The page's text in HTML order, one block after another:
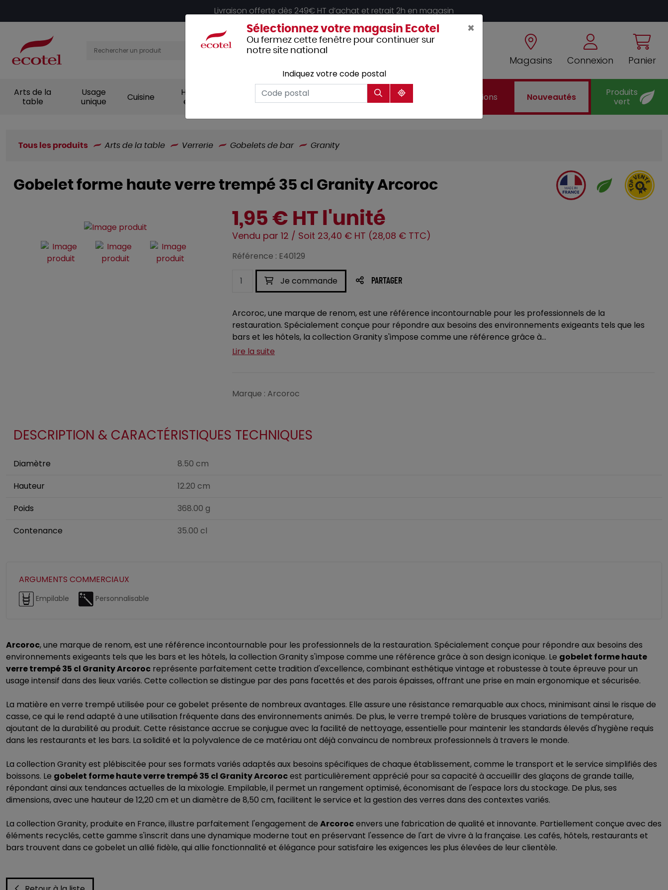
Livraison offerte dès 249€ HT d’achat et retrait 2h en magasin
Magasins Connexion Panier
Arts de la
table
Usage
unique
Cuisine
Hygiène et
entretien
Vêtements
professionnels
Hôtellerie Mobilier Promotions Nouveautés
Produits
vert
Tous les produits Arts de la table Verrerie Gobelets de bar Granity
Gobelet forme haute verre trempé 35 cl Granity Arcoroc
1,95 € HT l'unité
Vendu par 12 / Soit 23,40 € HT (28,08 € TTC)
Référence : E40129
Je commande PARTAGER
Arcoroc, une marque de renom, est une référence incontournable pour les professionnels de la
restauration. Spécialement conçue pour répondre aux besoins des environnements exigeants tels que les
bars et les hôtels, la collection Granity s'impose comme une référence grâce à...
Lire la suite
Marque : Arcoroc
DESCRIPTION & CARACTÉRISTIQUES TECHNIQUES
Diamètre
8.50 cm
Hauteur
12.20 cm
Poids
368.00 g
Contenance
35.00 cl
ARGUMENTS COMMERCIAUX
Empilable Personnalisable
Arcoroc, une marque de renom, est une référence incontournable pour les professionnels de la restauration. Spécialement conçue pour répondre aux besoins des
environnements exigeants tels que les bars et les hôtels, la collection Granity s'impose comme une référence grâce à son design iconique. Le gobelet forme haute
verre trempé 35 cl Granity Arcoroc représente parfaitement cette tradition d'excellence, combinant esthétique vintage et robustesse à toute épreuve pour un
usage intensif dans des lieux variés. Cette collection se distingue par des pans facettés et des parois épaisses, offrant une prise en main ergonomique et sécurisée.
La matière en verre trempé utilisée pour ce gobelet présente de nombreux avantages. Elle assure une résistance remarquable aux chocs, minimisant ainsi le risque de
casse, ce qui le rend adapté à une utilisation fréquente dans des environnements animés. De plus, le verre trempé tolère de brusques variations de température,
ajoutant de la durabilité au produit. Cette résistance accrue se conjugue avec la facilité de nettoyage, essentielle pour maintenir les standards élevés d'hygiène requis
dans les restaurants et les bars. La solidité et la polyvalence de ce matériau ont déjà convaincu de nombreux professionnels à travers le monde.
La collection Granity est plébiscitée pour ses formats variés adaptés aux besoins spécifiques de chaque établissement, comme le transport et le service simplifiés des
boissons. Le gobelet forme haute verre trempé 35 cl Granity Arcorocest particulièrement apprécié pour sa capacité à accueillir des glaçons de grande taille,
répondant ainsi aux tendances actuelles de la mixologie. Empilable, il permet un rangement optimisé, économisant de l'espace lors du stockage. De plus, ses
dimensions, avec une hauteur de 12,20 cm et un diamètre de 8,50 cm, facilitent le service et la gestion des verres dans des contextes variés.
La collection Granity, produite en France, illustre parfaitement l'engagement de Arcorocenvers une fabrication de qualité et innovante. Partiellement conçue avec des
éléments recyclés, cette gamme s'inscrit dans une dynamique moderne tout en préservant l'essence de l'art de vivre à la française. Les cafés, hôtels, restaurants et
bars trouvent dans ce gobelet un allié fidèle, qui allie fonctionnalité et élégance pour satisfaire les exigences les plus élevées de leur clientèle.
×
Sélectionnez votre magasin Ecotel
Ou fermez cette fenêtre pour continuer sur
notre site national
Indiquez votre code postal